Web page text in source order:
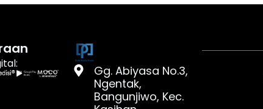
Gg. Abiyasa No.3,
Ngentak,
Bangunjiwo, Kec.